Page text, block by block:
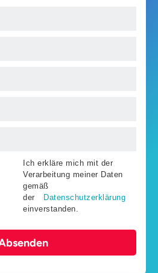
Ich erkläre mich mit der
Verarbeitung meiner Daten
gemäß
der
Datenschutzerklärung
einverstanden.